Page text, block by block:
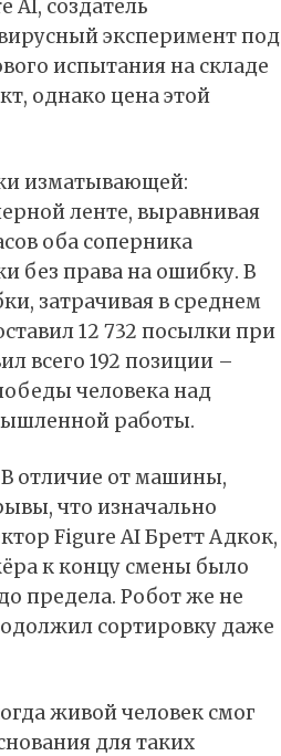
AI, создатель
экспериментпод
испытания на складе
однако цена этой
изматывающей:
ленте, выравнивая
оба соперника
без права на ошибку. В
затрачивая в среднем
12 732 посылки при
всего 192 позиции –
человека над
работы.
В отличие от машины,
что изначально
Figure AI Бретт Адкок,
к концу смены было
предела. Робот же не
сортировку даже
живой человек смог
для таких